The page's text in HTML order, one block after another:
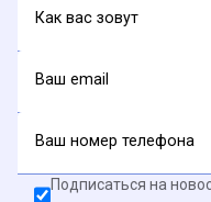
Как вас зовут
Ваш email
Ваш номер телефона
Подписаться на